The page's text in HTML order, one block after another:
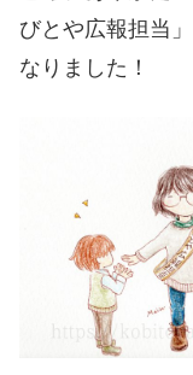
びとや広報担当
なりました！